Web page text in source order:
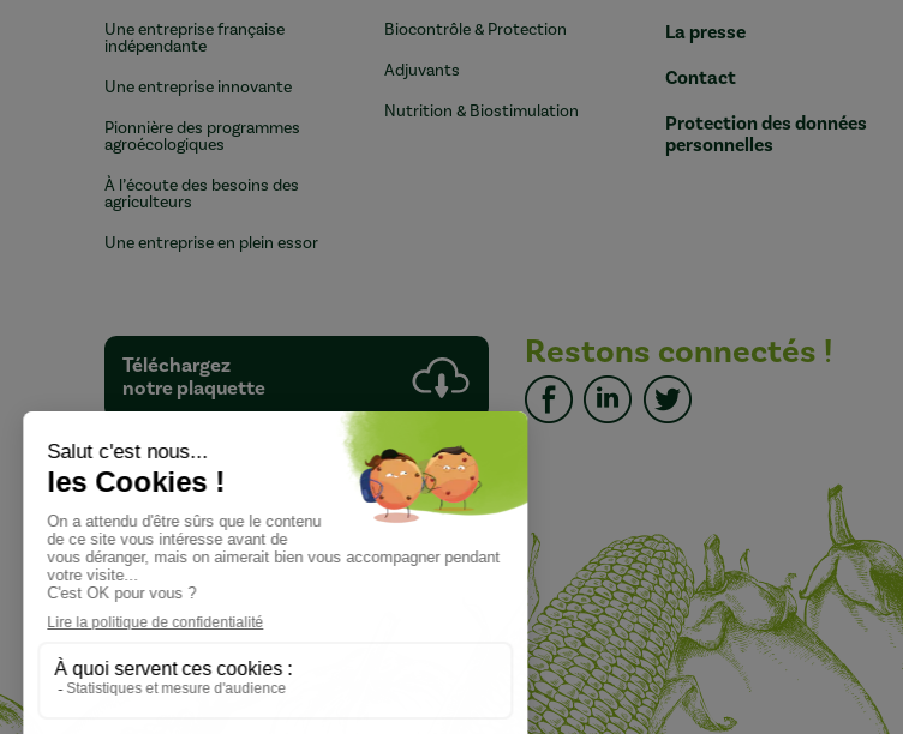
Une entreprise française
indépendante
Une entreprise innovante
Pionnière des programmes
agroécologiques
À l’écoute des besoins des
agriculteurs
Une entreprise en plein essor
Biocontrôle & Protection
Adjuvants
Nutrition & Biostimulation
La presse
Contact
Protection des données
personnelles
Téléchargez
notre plaquette
Restons connectés !